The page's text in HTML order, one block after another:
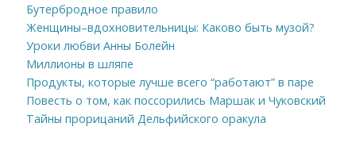
Бутербродное правило
Женщины–вдохновительницы: Каково быть музой?
Уроки любви Анны Болейн
Миллионы в шляпе
Продукты, которые лучше всего “работают” в паре
Повесть о том, как поссорились Маршак и Чуковский
Тайны прорицаний Дельфийского оракула